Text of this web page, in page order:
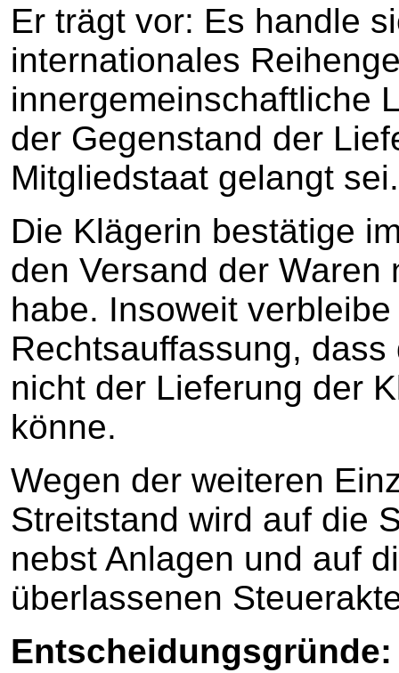
Er trägt vor: Es handle
internationales
innergemeinschaftliche
der Gegenstand der
Mitgliedstaat gelangt sei.
Die Klägerin bestätige
den Versand der Waren
habe. Insoweit
Rechtsauffassung,
nicht der Lieferung der
könne.
Wegen der weiteren
Streitstand wird auf die
nebst Anlagen und auf
überlassenen
Entscheidungsgründe: